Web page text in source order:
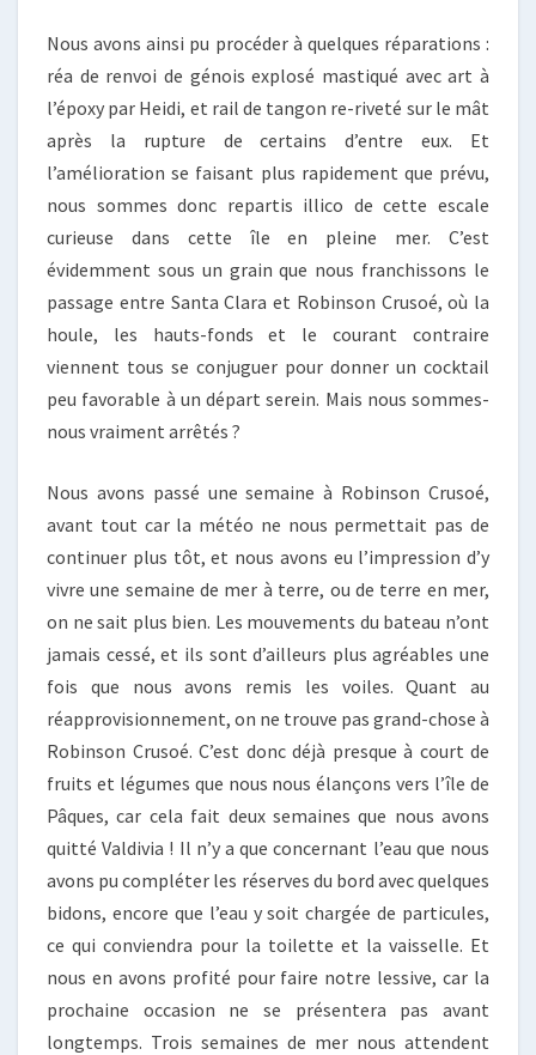
Nous avons ainsi pu procéder à quelques réparations :
réa de renvoi de génois explosé mastiqué avec art à
l’époxy par Heidi, et rail de tangon re-riveté sur le mât
après la rupture de certains d’entre eux. Et
l’amélioration se faisant plus rapidement que prévu,
nous sommes donc repartis illico de cette escale
curieuse dans cette île en pleine mer. C’est
évidemment sous un grain que nous franchissons le
passage entre Santa Clara et Robinson Crusoé, où la
houle, les hauts-fonds et le courant contraire
viennent tous se conjuguer pour donner un cocktail
peu favorable à un départ serein. Mais nous sommes-
nous vraiment arrêtés ?
Nous avons passé une semaine à Robinson Crusoé,
avant tout car la météo ne nous permettait pas de
continuer plus tôt, et nous avons eu l’impression d’y
vivre une semaine de mer à terre, ou de terre en mer,
on ne sait plus bien. Les mouvements du bateau n’ont
jamais cessé, et ils sont d’ailleurs plus agréables une
fois que nous avons remis les voiles. Quant au
réapprovisionnement, on ne trouve pas grand-chose à
Robinson Crusoé. C’est donc déjà presque à court de
fruits et légumes que nous nous élançons vers l’île de
Pâques, car cela fait deux semaines que nous avons
quitté Valdivia ! Il n’y a que concernant l’eau que nous
avons pu compléter les réserves du bord avec quelques
bidons, encore que l’eau y soit chargée de particules,
ce qui conviendra pour la toilette et la vaisselle. Et
nous en avons profité pour faire notre lessive, car la
prochaine occasion ne se présentera pas avant
longtemps. Trois semaines de mer nous attendent